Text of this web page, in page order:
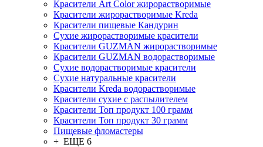
Красители Art Color жирорастворимые
Красители жирорастворимые Kreda
Красители пищевые Кандурин
Сухие жирорастворимые красители
Красители GUZMAN жирорастворимые
Красители GUZMAN водорастворимые
Сухие водорастворимые красители
Сухие натуральные красители
Красители Kreda водорастворимые
Красители сухие с распылителем
Красители Топ продукт 100 грамм
Красители Топ продукт 30 грамм
Пищевые фломастеры
+ ЕЩЕ 6